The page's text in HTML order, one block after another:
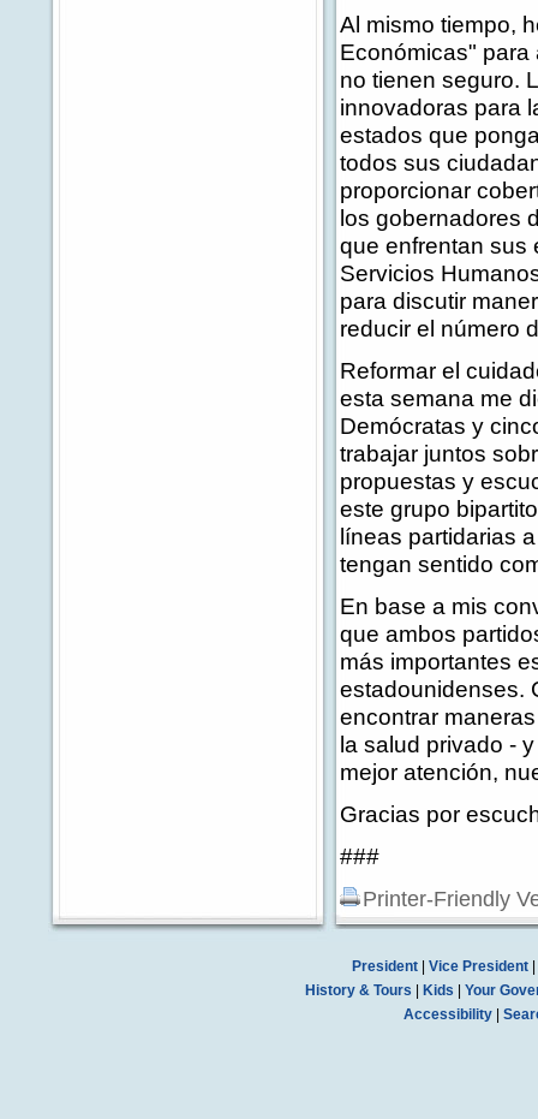
Al mismo tiempo,
Económicas" para
no tienen seguro.
innovadoras para
estados que
todos sus
proporcionar
los gobernadores
que enfrentan sus
Servicios
para discutir
reducir el número
Reformar el
esta semana me
Demócratas y
trabajar juntos
propuestas y
este grupo
líneas partidarias
tengan sentido
En base a mis
que ambos
más importantes
estadounidenses.
encontrar
la salud privado -
mejor atención,
Gracias por
###
Printer-Friendly
President| Vice President|
History & Tours
Kids
Your
Accessibility